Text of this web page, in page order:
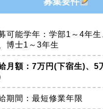
可能学年：学部1～4年
博士1～3年生
月額：7万円(下宿生)、5
期間：最短修業年限